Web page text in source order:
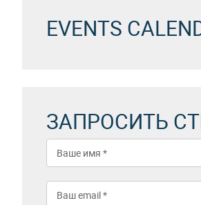
EVENTS
ЗАПРОСИТЬ